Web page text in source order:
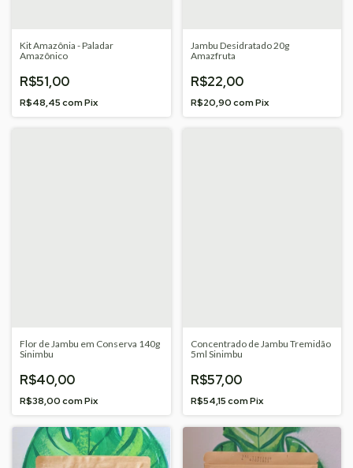
Kit Amazônia - Paladar
Amazônico
R$51,00
R$48,45comPix
Jambu Desidratado 20g
Amazfruta
R$22,00
R$20,90comPix
Flor de Jambu em Conserva 140g
Sinimbu
R$40,00
R$38,00comPix
Concentrado de Jambu Tremidão
5ml Sinimbu
R$57,00
R$54,15comPix